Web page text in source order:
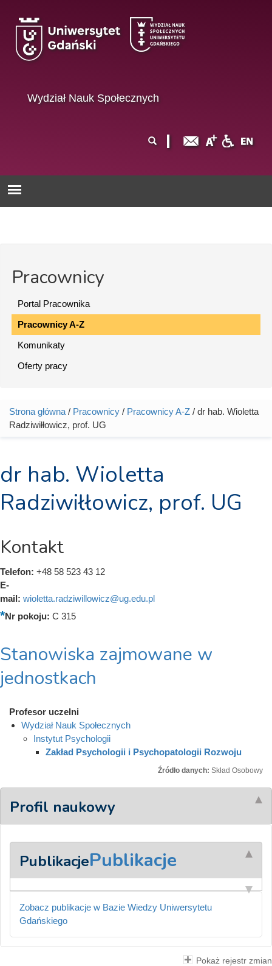
Wydział Nauk Społecznych
wyszukiwania
Pracownicy
Portal Pracownika
Pracownicy A-Z
Komunikaty
Oferty pracy
Jesteś tutaj
Strona główna / Pracownicy / Pracownicy A-Z / dr hab. Wioletta
Radziwiłłowicz, prof. UG
dr hab. Wioletta
Radziwiłłowicz, prof. UG
Kontakt
Telefon: +48 58 523 43 12
E-
mail: wioletta.radziwillowicz@ug.edu.pl
Nr pokoju: C 315
Stanowiska zajmowane w
jednostkach
Profesor uczelni
Wydział Nauk Społecznych
Instytut Psychologii
Zakład Psychologii i Psychopatologii Rozwoju
Źródło danych: Skład Osobowy
Profil naukowy
PublikacjePublikacje
Zobacz publikacje w Bazie Wiedzy Uniwersytetu
Gdańskiego
Pokaż rejestr zmian